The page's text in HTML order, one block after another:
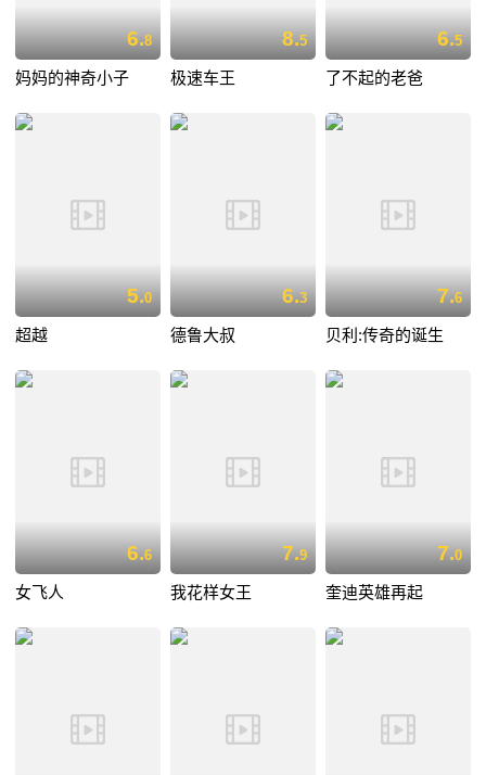
6.8
妈妈的神奇小子
8.5
极速车王
6.5
了不起的老爸
5.0
超越
6.3
德鲁大叔
7.6
贝利:传奇的诞生
6.6
女飞人
7.9
我花样女王
7.0
奎迪英雄再起